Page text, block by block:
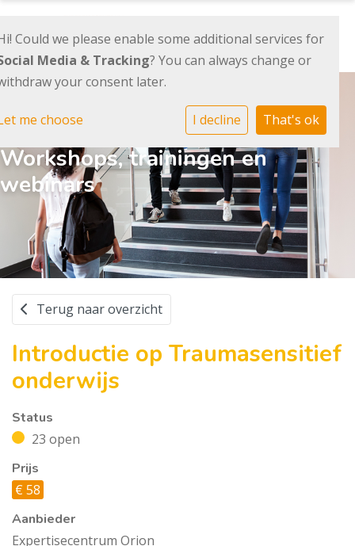
Workshops, trainingen en
webinars
Terug naar overzicht
Introductie op Traumasensitief
onderwijs
Status
23 open
Prijs
€ 58
Aanbieder
Expertisecentrum Orion
Could we please enable some additional services for
Media & Tracking? You can always change or
your consent later.
me choose I decline That's ok